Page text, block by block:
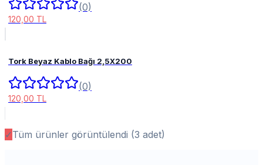
(0)
120,00 TL
Tork Beyaz Kablo Bağı 2,5X200
(0)
120,00 TL
✓Tüm ürünler görüntülendi (3 adet)